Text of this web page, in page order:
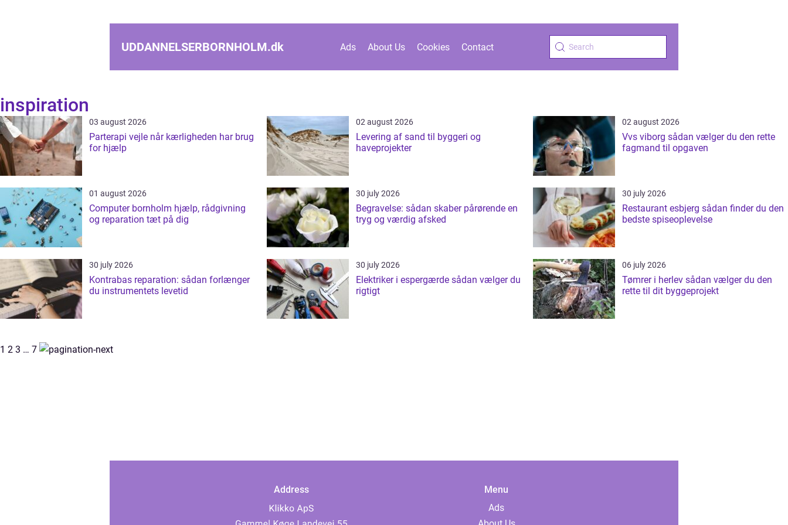
UDDANNELSERBORNHOLM.dk Ads About Us Cookies Contact
inspiration
03 august 2026
Parterapi vejle når kærligheden har brug
for hjælp
02 august 2026
Levering af sand til byggeri og
haveprojekter
02 august 2026
Vvs viborg sådan vælger du den rette
fagmand til opgaven
01 august 2026
Computer bornholm hjælp, rådgivning
og reparation tæt på dig
30 july 2026
Begravelse: sådan skaber pårørende en
tryg og værdig afsked
30 july 2026
Restaurant esbjerg sådan finder du den
bedste spiseoplevelse
30 july 2026
Kontrabas reparation: sådan forlænger
du instrumentets levetid
30 july 2026
Elektriker i espergærde sådan vælger du
rigtigt
06 july 2026
Tømrer i herlev sådan vælger du den
rette til dit byggeprojekt
1 2 3 … 7
Address
Menu
Ads